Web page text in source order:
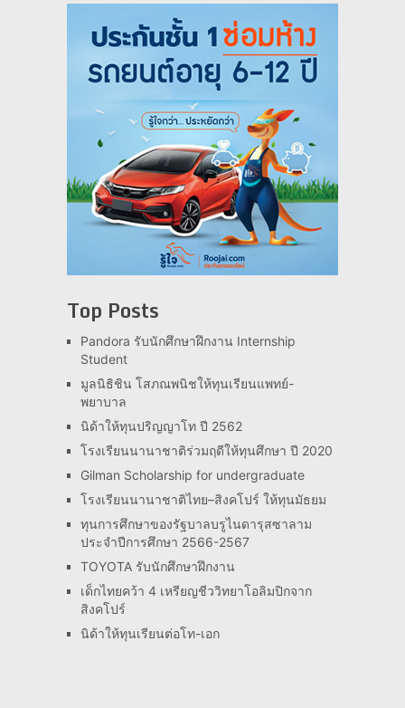
Top Posts
Pandora รับนักศึกษาฝึกงาน Internship
Student
มูลนิธิชิน โสภณพนิชให้ทุนเรียนแพทย์-
พยาบาล
นิด้าให้ทุนปริญญาโท ปี 2562
โรงเรียนนานาชาติร่วมฤดีให้ทุนศึกษา ปี 2020
Gilman Scholarship for undergraduate
โรงเรียนนานาชาติไทย–สิงคโปร์ ให้ทุนมัธยม
ทุนการศึกษาของรัฐบาลบรูไนดารุสซาลาม
ประจำปีการศึกษา 2566-2567
TOYOTA รับนักศึกษาฝึกงาน
เด็กไทยคว้า 4 เหรียญชีววิทยาโอลิมปิกจาก
สิงคโปร์
นิด้าให้ทุนเรียนต่อโท-เอก